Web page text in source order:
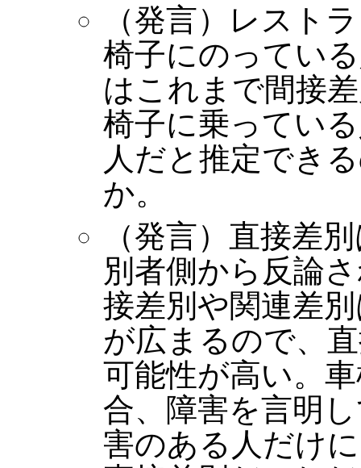
（発言）レスト
椅子にのってい
はこれまで間接
椅子に乗ってい
人だと推定でき
か。
（発言）直接差
別者側から反論
接差別や関連差
が広まるので、
可能性が高い。
合、障害を言明
害のある人だけ